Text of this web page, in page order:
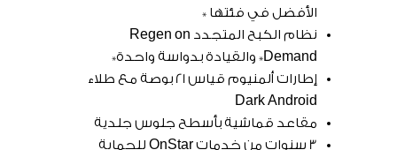
الأفضل في فئتها *
نظام الكبح المتجدد Regen on
Demand* والقيادة بدواسة واحدة*
إطارات ألمنيوم قياس 21 بوصة مع طلاء
Dark Android
مقاعد قماشية بأسطح جلوس جلدية
3 سنوات من خدمات OnStar للحماية